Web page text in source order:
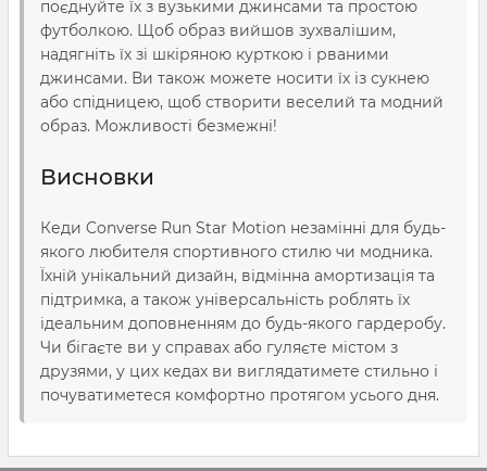
поєднуйте їх з вузькими джинсами та простою
футболкою. Щоб образ вийшов зухвалішим,
надягніть їх зі шкіряною курткою і рваними
джинсами. Ви також можете носити їх із сукнею
або спідницею, щоб створити веселий та модний
образ. Можливості безмежні!
Висновки
Кеди Converse Run Star Motion незамінні для будь-
якого любителя спортивного стилю чи модника.
Їхній унікальний дизайн, відмінна амортизація та
підтримка, а також універсальність роблять їх
ідеальним доповненням до будь-якого гардеробу.
Чи бігаєте ви у справах або гуляєте містом з
друзями, у цих кедах ви виглядатимете стильно і
почуватиметеся комфортно протягом усього дня.